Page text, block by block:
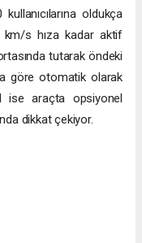
oldukça
s hıza kadar aktif
tutarak öndeki
göre otomatik olarak
ise araçta opsiyonel
dikkat çekiyor.